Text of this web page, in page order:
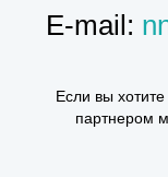
E-mail:
Если вы хотите
партнером